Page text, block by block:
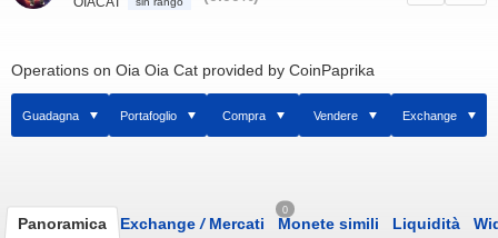
Operations on Oia Oia Cat provided by CoinPaprika
Guadagna Portafoglio Compra Vendere Exchange
Panoramica Exchange /Mercati
0
Monete simili Liquidità